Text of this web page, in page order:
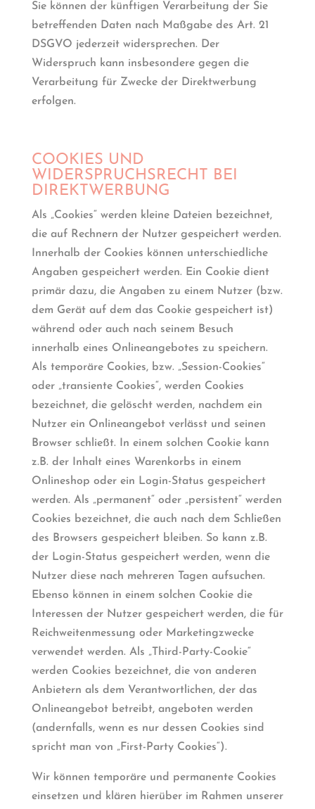
Sie können der künftigen Verarbeitung der Sie
betreffenden Daten nach Maßgabe des Art. 21
DSGVO jederzeit widersprechen. Der
Widerspruch kann insbesondere gegen die
Verarbeitung für Zwecke der Direktwerbung
erfolgen.
COOKIES UND
WIDERSPRUCHSRECHT BEI
DIREKTWERBUNG
Als „Cookies“ werden kleine Dateien bezeichnet,
die auf Rechnern der Nutzer gespeichert werden.
Innerhalb der Cookies können unterschiedliche
Angaben gespeichert werden. Ein Cookie dient
primär dazu, die Angaben zu einem Nutzer (bzw.
dem Gerät auf dem das Cookie gespeichert ist)
während oder auch nach seinem Besuch
innerhalb eines Onlineangebotes zu speichern.
Als temporäre Cookies, bzw. „Session-Cookies“
oder „transiente Cookies“, werden Cookies
bezeichnet, die gelöscht werden, nachdem ein
Nutzer ein Onlineangebot verlässt und seinen
Browser schließt. In einem solchen Cookie kann
z.B. der Inhalt eines Warenkorbs in einem
Onlineshop oder ein Login-Status gespeichert
werden. Als „permanent“ oder „persistent“ werden
Cookies bezeichnet, die auch nach dem Schließen
des Browsers gespeichert bleiben. So kann z.B.
der Login-Status gespeichert werden, wenn die
Nutzer diese nach mehreren Tagen aufsuchen.
Ebenso können in einem solchen Cookie die
Interessen der Nutzer gespeichert werden, die für
Reichweitenmessung oder Marketingzwecke
verwendet werden. Als „Third-Party-Cookie“
werden Cookies bezeichnet, die von anderen
Anbietern als dem Verantwortlichen, der das
Onlineangebot betreibt, angeboten werden
(andernfalls, wenn es nur dessen Cookies sind
spricht man von „First-Party Cookies“).
Wir können temporäre und permanente Cookies
einsetzen und klären hierüber im Rahmen unserer